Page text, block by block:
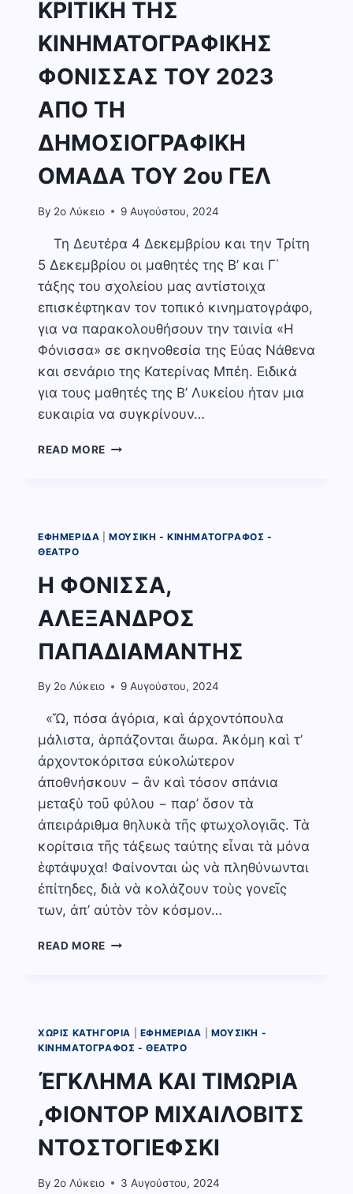
ΜΙΜΗΣΗ
ΤΗΣ
ΠΛΑΤΩΝΙΚΗΣ
ΑΛΛΗΓΟΡΙΑΣ
ΤΟΥ
ΣΠΗΛΑΙΟΥ;
ΚΡΙΤΙΚΗ ΤΗΣ
ΚΙΝΗΜΑΤΟΓΡΑΦΙΚΗΣ
ΦΟΝΙΣΣΑΣ ΤΟΥ 2023
ΑΠΟ ΤΗ
ΔΗΜΟΣΙΟΓΡΑΦΙΚΗ
ΟΜΑΔΑ ΤΟΥ 2ου ΓΕΛ
By 2o Λύκειο 9 Αυγούστου, 2024
Τη Δευτέρα 4 Δεκεμβρίου και την Τρίτη
5 Δεκεμβρίου οι μαθητές της Β’ και Γ΄
τάξης του σχολείου μας αντίστοιχα
επισκέφτηκαν τον τοπικό κινηματογράφο,
για να παρακολουθήσουν την ταινία «Η
Φόνισσα» σε σκηνοθεσία της Εύας Νάθενα
και σενάριο της Κατερίνας Μπέη. Ειδικά
για τους μαθητές της Β’ Λυκείου ήταν μια
ευκαιρία να συγκρίνουν…
READ MORE ΚΡΙΤΙΚΗ
ΔΗΜΟΣΙΟΓΡΑΦΙΚΗ
ΟΜΑΔΑ
ΤΟΥ
2ΟΥ
ΓΕΛ
ΕΦΗΜΕΡΊΔΑ |ΜΟΥΣΙΚΉ - ΚΙΝΗΜΑΤΟΓΡΆΦΟΣ -
ΘΈΑΤΡΟ
Η ΦΟΝΙΣΣΑ,
ΑΛΕΞΑΝΔΡΟΣ
ΠΑΠΑΔΙΑΜΑΝΤΗΣ
By 2o Λύκειο 9 Αυγούστου, 2024
«Ὤ, πόσα ἀγόρια, καὶ ἀρχοντόπουλα
μάλιστα, ἁρπάζονται ἄωρα. Ἀκόμη καὶ τ’
ἀρχοντοκόριτσα εὐκολώτερον
ἀποθνήσκουν − ἂν καὶ τόσον σπάνια
μεταξὺ τοῦ φύλου − παρ’ ὅσον τὰ
ἀπειράριθμα θηλυκὰ τῆς φτωχολογιᾶς. Τὰ
κορίτσια τῆς τάξεως ταύτης εἶναι τὰ μόνα
ἑφτάψυχα! Φαίνονται ὡς νὰ πληθύνωνται
ἐπίτηδες, διὰ νὰ κολάζουν τοὺς γονεῖς
των, ἀπ’ αὐτὸν τὸν κόσμον…
READ MORE Η
ΧΩΡΊΣ ΚΑΤΗΓΟΡΊΑ ΕΦΗΜΕΡΊΔΑ
ΜΟΥΣΙΚΉ -
ΚΙΝΗΜΑΤΟΓΡΆΦΟΣ - ΘΈΑΤΡΟ
ΈΓΚΛΗΜΑ ΚΑΙ ΤΙΜΩΡΙΑ
,ΦΙΟΝΤΟΡ ΜΙΧΑΙΛΟΒΙΤΣ
ΝΤΟΣΤΟΓΙΕΦΣΚΙ
By 2o Λύκειο 3 Αυγούστου, 2024